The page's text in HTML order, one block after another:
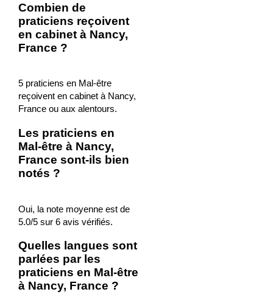
Combien de
praticiens reçoivent
en cabinet à Nancy,
France ?
5 praticiens en Mal-être
reçoivent en cabinet à Nancy,
France ou aux alentours.
Les praticiens en
Mal-être à Nancy,
France sont-ils bien
notés ?
Oui, la note moyenne est de
5.0/5 sur 6 avis vérifiés.
Quelles langues sont
parlées par les
praticiens en Mal-être
à Nancy, France ?